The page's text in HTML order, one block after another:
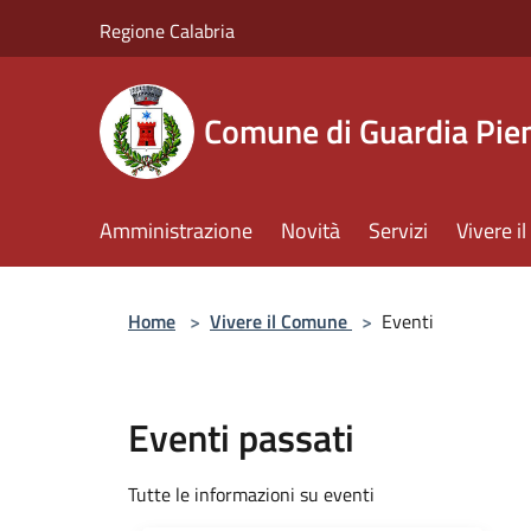
Regione Calabria
Comune di Guardia
Amministrazione Novità Servizi Vivere
Home > Vivere il Comune > Eventi
Eventi passati
Tutte le informazioni su eventi